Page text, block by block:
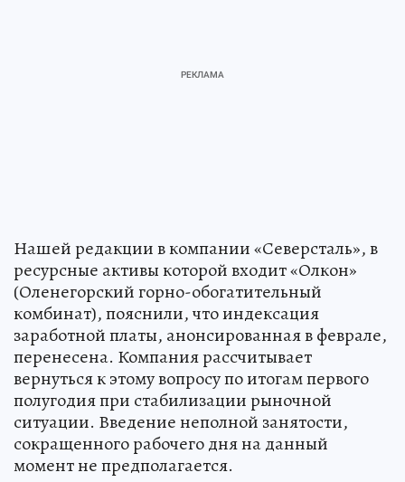
Нашей редакции в компании «Северсталь», в
ресурсные активы которой входит «Олкон»
(Оленегорский горно-обогатительный
комбинат), пояснили, что индексация
заработной платы, анонсированная в феврале,
перенесена. Компания рассчитывает
вернуться к этому вопросу по итогам первого
полугодия при стабилизации рыночной
ситуации. Введение неполной занятости,
сокращенного рабочего дня на данный
момент не предполагается.